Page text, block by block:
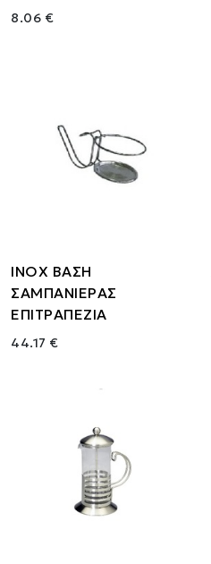
8.06 €
ΙΝΟΧ ΒΑΣΗ
ΣΑΜΠΑΝΙΕΡΑΣ
ΕΠΙΤΡΑΠΕΖΙΑ
44.17 €